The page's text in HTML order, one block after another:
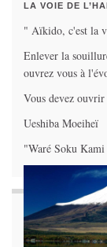
LA VOIE DE
" Aïkido, c'est la
Enlever la
ouvrez vous à
Vous devez
Ueshiba Moeiheï
"Waré Soku